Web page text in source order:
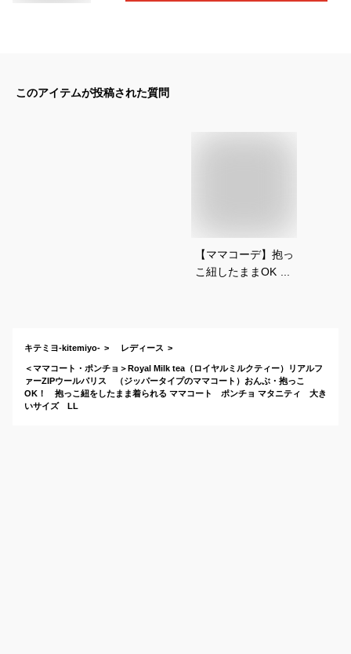
このアイテムが投稿された質問
【ママコーデ】抱っ
こ紐したままOK！ビ
キテミヨ-kitemiyo- レディース
＜ママコート・ポンチョ＞Royal Milk tea（ロイヤルミルクティー）リアルフ
ァーZIPウールパリス （ジッパータイプのママコート）おんぶ・抱っこ
OK！ 抱っこ紐をしたまま着られる ママコート ポンチョ マタニティ 大き
いサイズ LL